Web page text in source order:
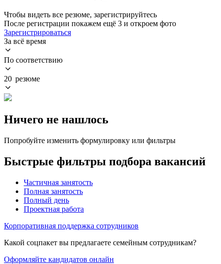
Чтобы видеть все резюме, зарегистрируйтесь
После регистрации покажем ещё 3 и откроем фото
Зарегистрироваться
За всё время
По соответствию
20 резюме
Ничего не нашлось
Попробуйте изменить формулировку или фильтры
Быстрые фильтры подбора вакансий
Частичная занятость
Полная занятость
Полный день
Проектная работа
Корпоративная поддержка сотрудников
Какой соцпакет вы предлагаете семейным сотрудникам?
Оформляйте кандидатов онлайн